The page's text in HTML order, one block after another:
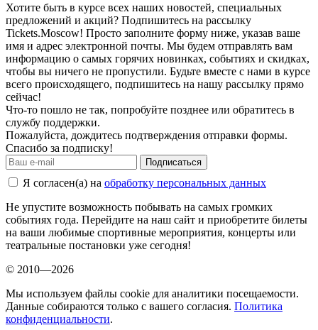
Хотите быть в курсе всех наших новостей, специальных
предложений и акций? Подпишитесь на рассылку
Tickets.Moscow! Просто заполните форму ниже, указав ваше
имя и адрес электронной почты. Мы будем отправлять вам
информацию о самых горячих новинках, событиях и скидках,
чтобы вы ничего не пропустили. Будьте вместе с нами в курсе
всего происходящего, подпишитесь на нашу рассылку прямо
сейчас!
Что-то пошло не так, попробуйте позднее или обратитесь в
службу поддержки.
Пожалуйста, дождитесь подтверждения отправки формы.
Спасибо за подписку!
Подписаться
Я согласен(а) на обработку персональных данных
Не упустите возможность побывать на самых громких
событиях года. Перейдите на наш сайт и приобретите билеты
на ваши любимые спортивные мероприятия, концерты или
театральные постановки уже сегодня!
© 2010—2026
Мы используем файлы cookie для аналитики посещаемости.
Данные собираются только с вашего согласия. Политика
конфиденциальности.